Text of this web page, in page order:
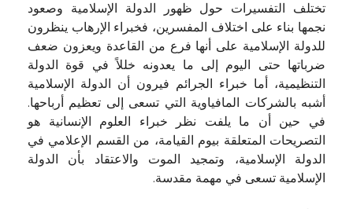
تختلف التفسيرات حول ظهور الدولة الإسلامية وصعود
نجمها بناء على اختلاف المفسرين، فخبراء الإرهاب ينظرون
للدولة الإسلامية على أنها فرع من القاعدة ويعزون ضعف
ضرباتها حتى اليوم إلى ما يعدونه خللاً في قوة الدولة
التنظيمية، أما خبراء الجرائم فيرون أن الدولة الإسلامية
أشبه بالشركات المافياوية التي تسعى إلى تعظيم أرباحها.
في حين أن ما يلفت نظر خبراء العلوم الإنسانية هو
التصريحات المتعلقة بيوم القيامة، من القسم الإعلامي في
الدولة الإسلامية، وتمجيد الموت والاعتقاد بأن الدولة
الإسلامية تسعى في مهمة مقدسة.